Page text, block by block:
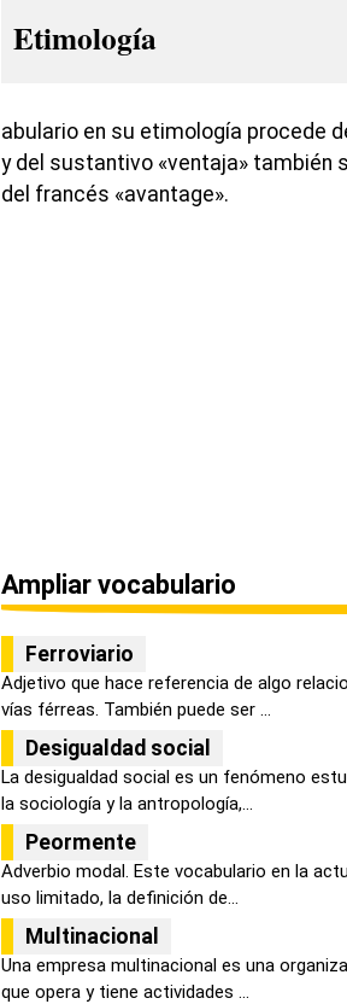
Etimología
abulario en su etimología procede
y del sustantivo «ventaja» también
del francés «avantage».
Ampliar vocabulario
Ferroviario
Adjetivo que hace referencia de algo
vías férreas. También puede ser ...
Desigualdad social
La desigualdad social es un fenómeno
la sociología y la antropología,...
Peormente
Adverbio modal. Este vocabulario en la
uso limitado, la definición de...
Multinacional
Una empresa multinacional es una
que opera y tiene actividades ...